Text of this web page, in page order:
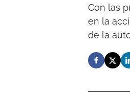
Con las
en la
de la